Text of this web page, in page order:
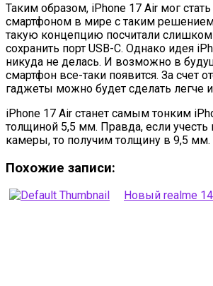
Таким образом, iPhone 17 Air мог
смартфоном в мире с таким
такую концепцию посчитали
сохранить порт USB-C. Однако идея
никуда не делась. И возможно в
смартфон все-таки появится. За счет
гаджеты можно будет сделать легче
iPhone 17 Air станет самым тонким
толщиной 5,5 мм. Правда, если
камеры, то получим толщину в 9,5 мм.
Похожие записи:
Новый realme